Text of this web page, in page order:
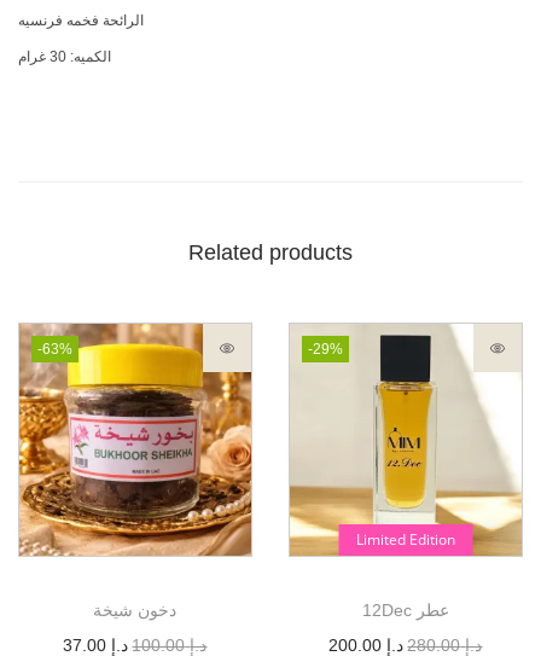
الرائحة فخمه فرنسيه
الكميه: 30 غرام
Related products
-63%
دخون شيخة
د.إ100.00 د.إ
-29%
Limited Edition
12Dec عطر
د.إ280.00 د.إ